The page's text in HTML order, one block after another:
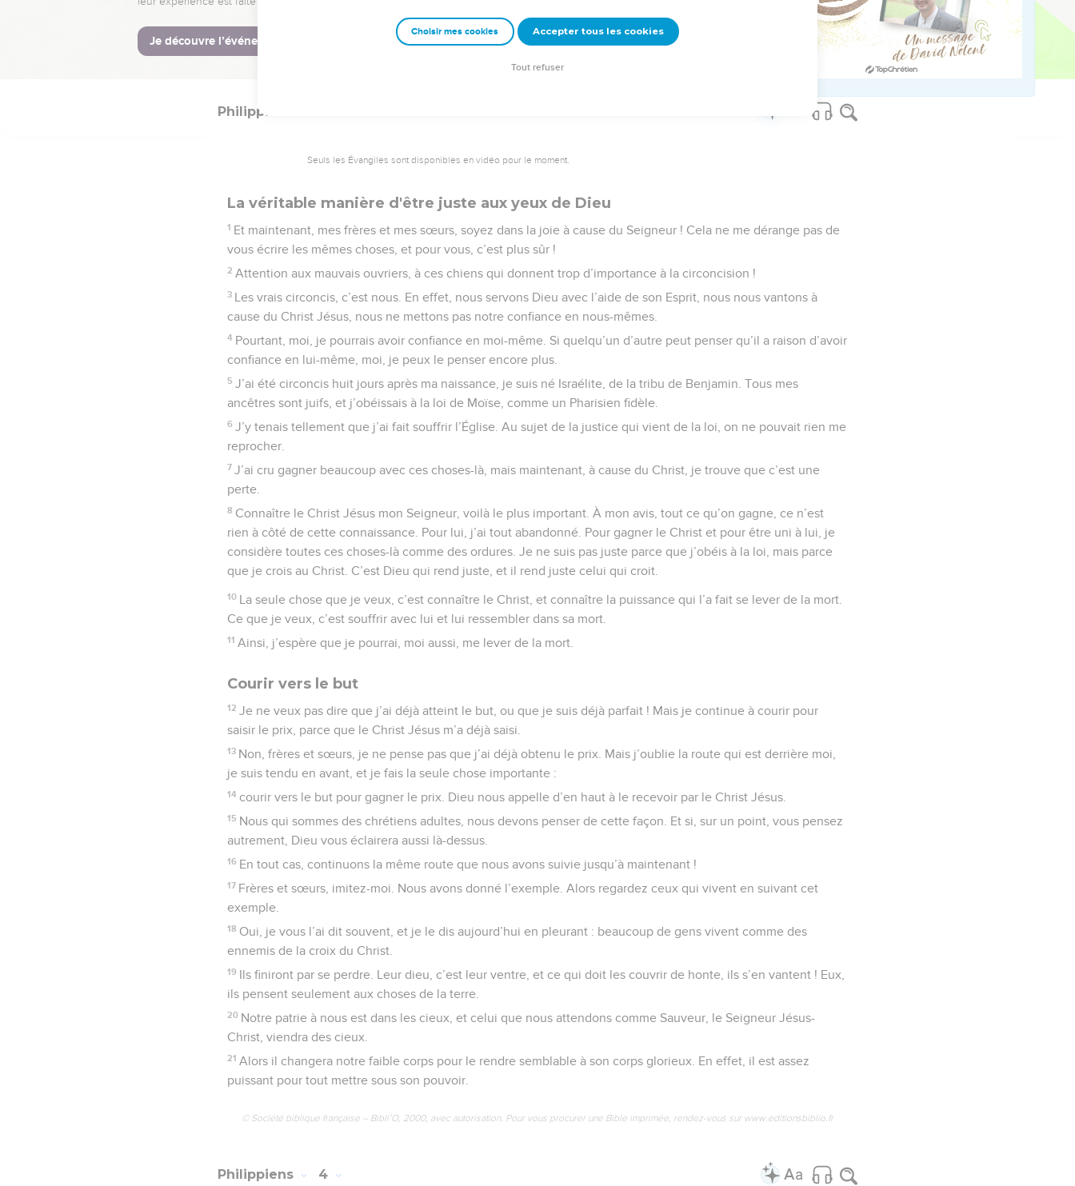
vous ne pouviez pas le faire vous-mêmes.
© Société biblique française – Bibli’O, 2000, avec autorisation. Pour vous procurer une Bible imprimée, rendez-vous sur www.editionsbiblio.fr
Philippiens
Seuls les Évangiles sont disponibles en vidéo pour le moment.
La véritable manière d'être juste aux yeux de Dieu
1 Et maintenant, mes frères et mes sœurs, soyez dans la joie à cause du Seigneur ! Cela ne me dérange pas de
vous écrire les mêmes choses, et pour vous, c’est plus sûr !
2 Attention aux mauvais ouvriers, à ces chiens qui donnent trop d’importance à la circoncision !
3 Les vrais circoncis, c’est nous. En effet, nous servons Dieu avec l’aide de son Esprit, nous nous vantons à
cause du Christ Jésus, nous ne mettons pas notre confiance en nous-mêmes.
4 Pourtant, moi, je pourrais avoir confiance en moi-même. Si quelqu’un d’autre peut penser qu’il a raison d’avoir
confiance en lui-même, moi, je peux le penser encore plus.
5 J’ai été circoncis huit jours après ma naissance, je suis né Israélite, de la tribu de Benjamin. Tous mes
ancêtres sont juifs, et j’obéissais à la loi de Moïse, comme un Pharisien fidèle.
6 J’y tenais tellement que j’ai fait souffrir l’Église. Au sujet de la justice qui vient de la loi, on ne pouvait rien me
reprocher.
7 J’ai cru gagner beaucoup avec ces choses-là, mais maintenant, à cause du Christ, je trouve que c’est une
perte.
8 Connaître le Christ Jésus mon Seigneur, voilà le plus important. À mon avis, tout ce qu’on gagne, ce n’est
rien à côté de cette connaissance. Pour lui, j’ai tout abandonné. Pour gagner le Christ et pour être uni à lui, je
considère toutes ces choses-là comme des ordures. Je ne suis pas juste parce que j’obéis à la loi, mais parce
que je crois au Christ. C’est Dieu qui rend juste, et il rend juste celui qui croit.
10 La seule chose que je veux, c’est connaître le Christ, et connaître la puissance qui l’a fait se lever de la mort.
Ce que je veux, c’est souffrir avec lui et lui ressembler dans sa mort.
11 Ainsi, j’espère que je pourrai, moi aussi, me lever de la mort.
Courir vers le but
12 Je ne veux pas dire que j’ai déjà atteint le but, ou que je suis déjà parfait ! Mais je continue à courir pour
saisir le prix, parce que le Christ Jésus m’a déjà saisi.
13 Non, frères et sœurs, je ne pense pas que j’ai déjà obtenu le prix. Mais j’oublie la route qui est derrière moi,
je suis tendu en avant, et je fais la seule chose importante :
14 courir vers le but pour gagner le prix. Dieu nous appelle d’en haut à le recevoir par le Christ Jésus.
15 Nous qui sommes des chrétiens adultes, nous devons penser de cette façon. Et si, sur un point, vous pensez
autrement, Dieu vous éclairera aussi là-dessus.
16 En tout cas, continuons la même route que nous avons suivie jusqu’à maintenant !
17 Frères et sœurs, imitez-moi. Nous avons donné l’exemple. Alors regardez ceux qui vivent en suivant cet
exemple.
18 Oui, je vous l’ai dit souvent, et je le dis aujourd’hui en pleurant : beaucoup de gens vivent comme des
ennemis de la croix du Christ.
19 Ils finiront par se perdre. Leur dieu, c’est leur ventre, et ce qui doit les couvrir de honte, ils s’en vantent ! Eux,
ils pensent seulement aux choses de la terre.
20 Notre patrie à nous est dans les cieux, et celui que nous attendons comme Sauveur, le Seigneur Jésus-
Christ, viendra des cieux.
21 Alors il changera notre faible corps pour le rendre semblable à son corps glorieux. En effet, il est assez
puissant pour tout mettre sous son pouvoir.
© Société biblique française – Bibli’O, 2000, avec autorisation. Pour vous procurer une Bible imprimée, rendez-vous sur www.editionsbiblio.fr
Philippiens 4
Choisir mes cookies Accepter tous les cookies
Tout refuser